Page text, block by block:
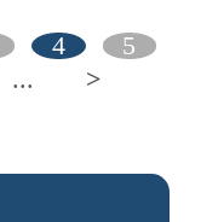
4
5
... >